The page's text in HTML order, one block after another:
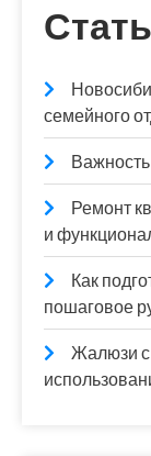
семейного
Ремонт
и
Как
пошаговое
Жалюзи с